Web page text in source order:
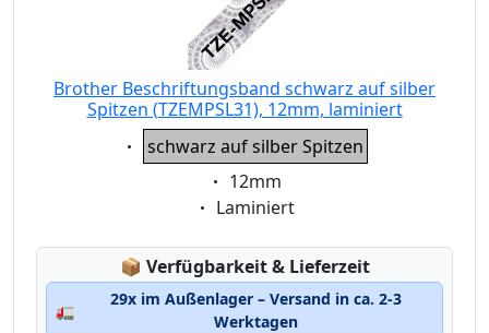
Brother Beschriftungsband schwarz auf silber
Spitzen (TZEMPSL31), 12mm, laminiert
Eigenschaft:
schwarz auf silber Spitzen
Eigenschaft:
12mm
Eigenschaft:
Laminiert
📦 Lagerstatus:
Verfügbarkeit & Lieferzeit
🚛
29x im Außenlager – Versand in ca. 2-3
Werktagen